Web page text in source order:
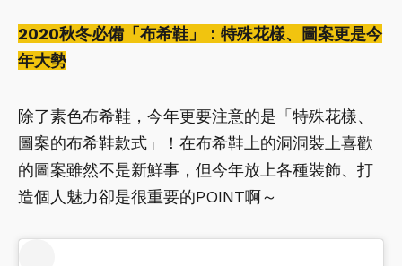
2020秋冬必備「布希鞋」：特殊花樣、圖案更是今
年大勢
除了素色布希鞋，今年更要注意的是「特殊花樣、
圖案的布希鞋款式」！在布希鞋上的洞洞裝上喜歡
的圖案雖然不是新鮮事，但今年放上各種裝飾、打
造個人魅力卻是很重要的POINT啊～